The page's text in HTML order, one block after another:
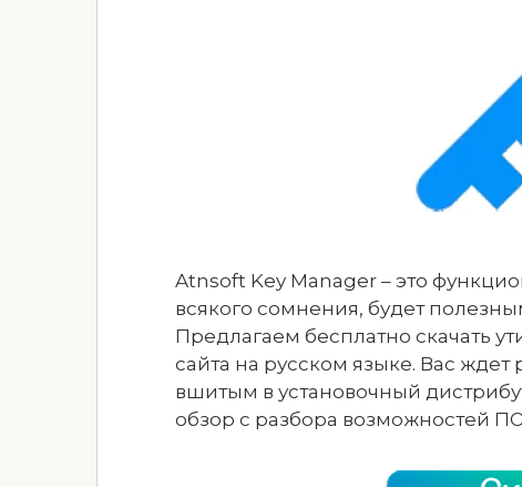
Atnsoft Key Manager – это
всякого сомнения, будет
Предлагаем бесплатно скачать
сайта на русском языке. Вас
вшитым в установочный
обзор с разбора возможностей